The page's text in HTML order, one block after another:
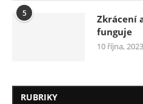
5
Zkrácení
funguje
10 října, 2023
RUBRIKY